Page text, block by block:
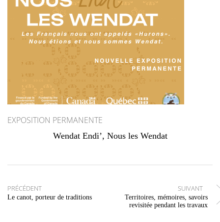
EXPOSITION PERMANENTE
Wendat Endi’, Nous les Wendat
PRÉCÉDENT
Le canot, porteur de traditions
SUIVANT
Territoires, mémoires, savoirs
revisitée pendant les travaux